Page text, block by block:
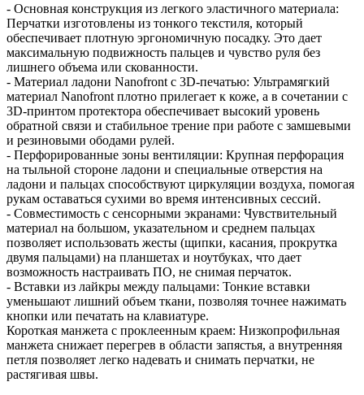
- Основная конструкция из легкого эластичного материала:
Перчатки изготовлены из тонкого текстиля, который
обеспечивает плотную эргономичную посадку. Это дает
максимальную подвижность пальцев и чувство руля без
лишнего объема или скованности.
- Материал ладони Nanofront с 3D-печатью: Ультрамягкий
материал Nanofront плотно прилегает к коже, а в сочетании с
3D-принтом протектора обеспечивает высокий уровень
обратной связи и стабильное трение при работе с замшевыми
и резиновыми ободами рулей.
- Перфорированные зоны вентиляции: Крупная перфорация
на тыльной стороне ладони и специальные отверстия на
ладони и пальцах способствуют циркуляции воздуха, помогая
рукам оставаться сухими во время интенсивных сессий.
- Совместимость с сенсорными экранами: Чувствительный
материал на большом, указательном и среднем пальцах
позволяет использовать жесты (щипки, касания, прокрутка
двумя пальцами) на планшетах и ноутбуках, что дает
возможность настраивать ПО, не снимая перчаток.
- Вставки из лайкры между пальцами: Тонкие вставки
уменьшают лишний объем ткани, позволяя точнее нажимать
кнопки или печатать на клавиатуре.
Короткая манжета с проклеенным краем: Низкопрофильная
манжета снижает перегрев в области запястья, а внутренняя
петля позволяет легко надевать и снимать перчатки, не
растягивая швы.